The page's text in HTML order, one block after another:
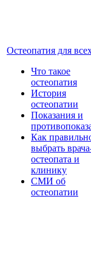
Остеопатия для
Что такое
остеопатия
История
остеопатии
Показания и
Как
выбрать
остеопата и
клинику
СМИ об
остеопатии